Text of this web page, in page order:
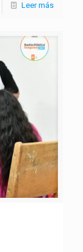
Leer más